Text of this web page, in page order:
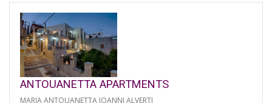
ANTOUANETTA APARTMENTS
MARIA ANTOUANETTA IOANNI ALVERTI